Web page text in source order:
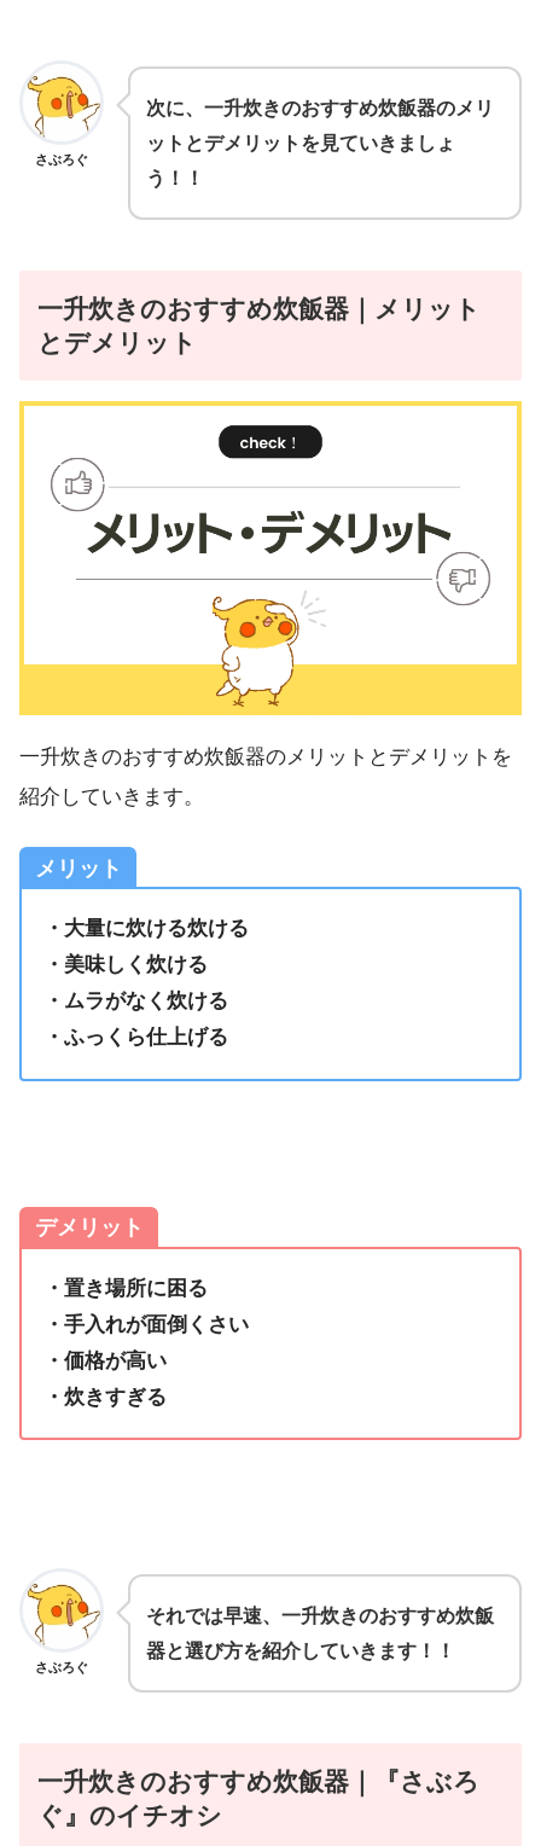
さぶろぐ
次に、一升炊きのおすすめ炊飯器のメリ
ットとデメリットを見ていきましょ
う！！
一升炊きのおすすめ炊飯器｜メリット
とデメリット
一升炊きのおすすめ炊飯器のメリットとデメリットを
紹介していきます。
メリット
・大量に炊ける炊ける
・美味しく炊ける
・ムラがなく炊ける
・ふっくら仕上げる
デメリット
・置き場所に困る
・手入れが面倒くさい
・価格が高い
・炊きすぎる
さぶろぐ
それでは早速、一升炊きのおすすめ炊飯
器と選び方を紹介していきます！！
一升炊きのおすすめ炊飯器｜『さぶろ
ぐ』のイチオシ